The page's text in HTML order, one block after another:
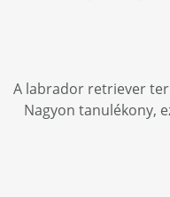
A labrador retriever
Nagyon tanulékony,